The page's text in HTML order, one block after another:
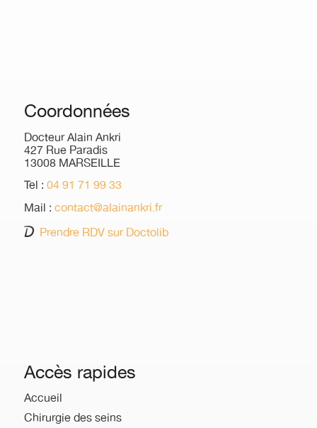
Coordonnées
Docteur Alain Ankri
427 Rue Paradis
13008 MARSEILLE
Tel : 04 91 71 99 33
Mail : contact@alainankri.fr
Prendre RDV sur Doctolib
Accès rapides
Accueil
Chirurgie des seins